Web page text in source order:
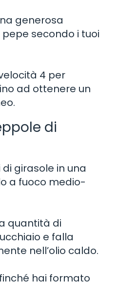
generosa
secondo i tuoi
4 per
ad ottenere un
di
di girasole in una
a fuoco medio-
quantità di
e falla
nell’olio caldo.
hai formato